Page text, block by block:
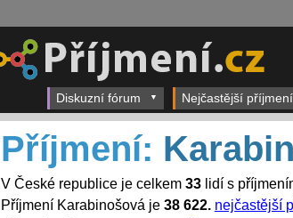
Diskuzní fórum Nejčastější
Příjmení:
V České republice je celkem 33lidí s
Příjmení Karabinošová je 38 622. nejčastější